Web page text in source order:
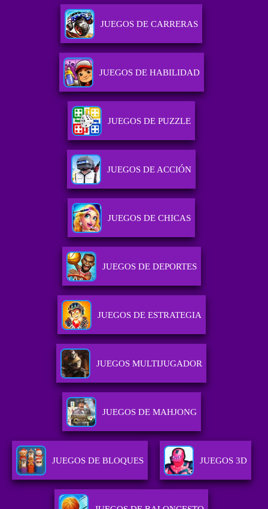
JUEGOS DE CARRERAS
JUEGOS DE HABILIDAD
JUEGOS DE PUZZLE
JUEGOS DE ACCIÓN
JUEGOS DE CHICAS
JUEGOS DE DEPORTES
JUEGOS DE ESTRATEGIA
JUEGOS MULTIJUGADOR
JUEGOS DE MAHJONG
JUEGOS DE BLOQUES JUEGOS 3D